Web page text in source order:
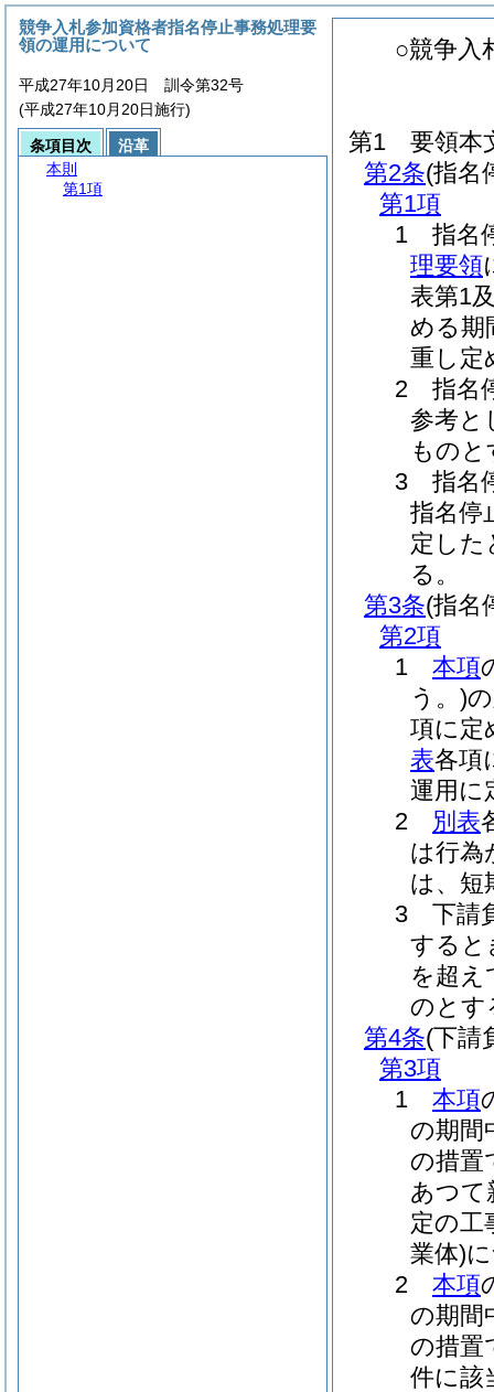
○競争入
第1 要領本
第2条(指名
第1項
1 指名
理要領
表第1
める期
重し定
2 指名
参考と
もの
3 指名
指名停
定した
る。
第3条(指名
第2項
1本項
う。)
項に定
表各項
運用に
2 別表
は行為
は、短
3 下請
すると
を超え
のとす
第4条(下請
第3項
1本項
の期間
の措置
あつて
定の工
業体)
2本項
の期間
の措置
件に該
競争入札参加資格者指名停止事務処理要
領の運用について
平成27年10月20日 訓令第32号
(平成27年10月20日施行)
条項目次
沿革
本則
第1項